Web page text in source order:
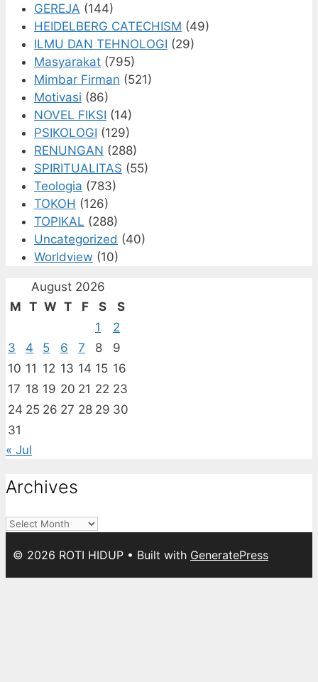
GEREJA (144)
HEIDELBERG CATECHISM (49)
ILMU DAN TEHNOLOGI (29)
Masyarakat (795)
Mimbar Firman (521)
Motivasi (86)
NOVEL FIKSI (14)
PSIKOLOGI (129)
RENUNGAN (288)
SPIRITUALITAS (55)
Teologia (783)
TOKOH (126)
TOPIKAL (288)
Uncategorized (40)
Worldview (10)
August 2026
M T W T F S
S
1
2
3
4 5 6 7 8
9
10 11 12 13 14 15 16
17 18 19 20 21 22 23
24 25 26 27 28 29 30
31
« Jul
Archives
Archives
© 2026 ROTI HIDUP • Built with GeneratePress